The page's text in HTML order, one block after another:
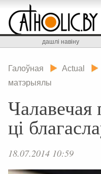
дашлі навіну
Галоўная Actual
матэрыялы
Чалавечая
ці
18.07.2014 10:59